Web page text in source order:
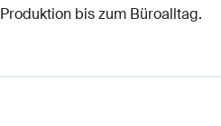
bis zum Büroalltag.